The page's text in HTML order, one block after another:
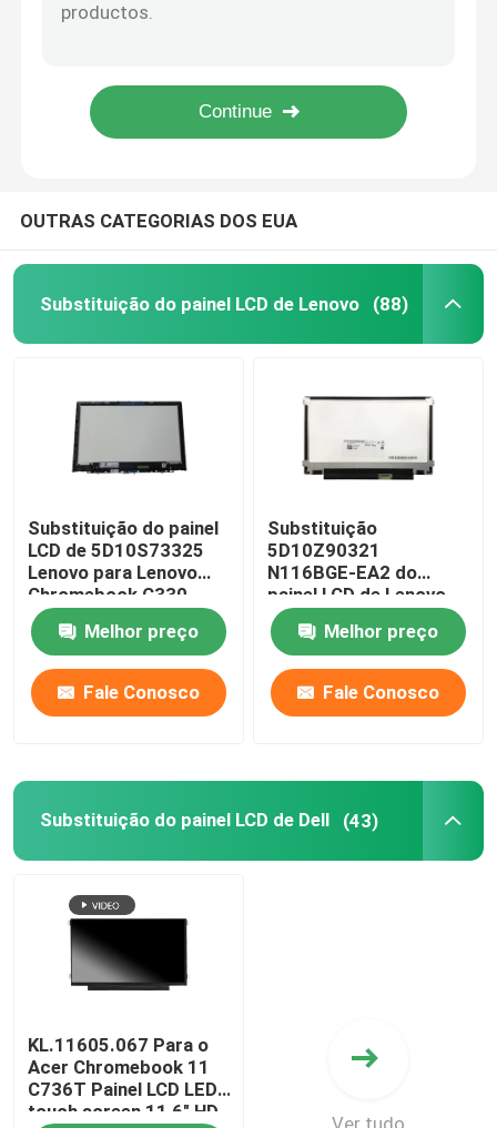
Substituição do painel LCD de Acer
Substituição do LCD do Microsoft Surface
Substituição do painel LCD de Asus
Substituição do painel LCD do portátil de Samsung
Tela do diodo emissor de luz do portátil
Painel LCD de AIO
Microplaqueta do circuito integrado
Tampa de Palmrest do portátil
Substituição do teclado do portátil
Substituição da bateria do portátil
Peças de substituição do portátil
OUTRAS CATEGORIAS DOS EUA
Substituição do painel LCD de Lenovo (88)
Substituição do painel
LCD de 5D10S73325
Lenovo para Lenovo
Chromebook C330
B116XAB01
Melhor preço
Fale Conosco
Substituição
5D10Z90321
N116BGE-EA2 do
painel LCD de Lenovo
Chromebook 100E
Gen3 AMDMelhor preço
Fale Conosco
Substituição do painel LCD de Dell (43)
KL.11605.067 Para o
Acer Chromebook 11
C736T Painel LCD LED
touch screen 11,6" HD
Ver tudo